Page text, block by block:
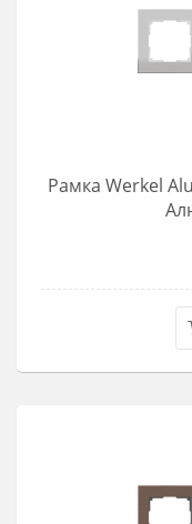
Рамка Werkel